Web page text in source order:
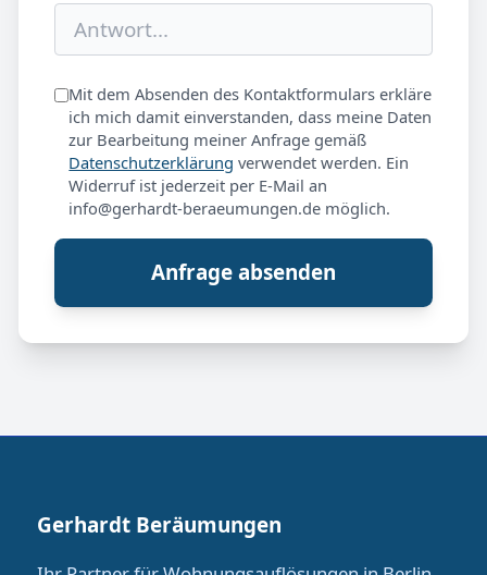
Mit dem Absenden des Kontaktformulars erkläre
ich mich damit einverstanden, dass meine Daten
zur Bearbeitung meiner Anfrage gemäß
Datenschutzerklärung verwendet werden. Ein
Widerruf ist jederzeit per E-Mail an
info@gerhardt-beraeumungen.de möglich.
Anfrage absenden
Gerhardt Beräumungen